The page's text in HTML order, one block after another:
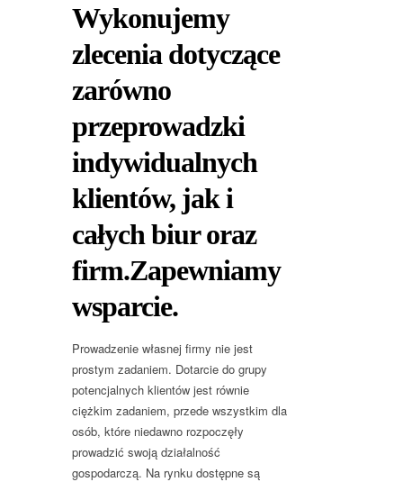
Wykonujemy
zlecenia dotyczące
zarówno
przeprowadzki
indywidualnych
klientów, jak i
całych biur oraz
firm.Zapewniamy
wsparcie.
Prowadzenie własnej firmy nie jest
prostym zadaniem. Dotarcie do grupy
potencjalnych klientów jest równie
ciężkim zadaniem, przede wszystkim dla
osób, które niedawno rozpoczęły
prowadzić swoją działalność
gospodarczą. Na rynku dostępne są